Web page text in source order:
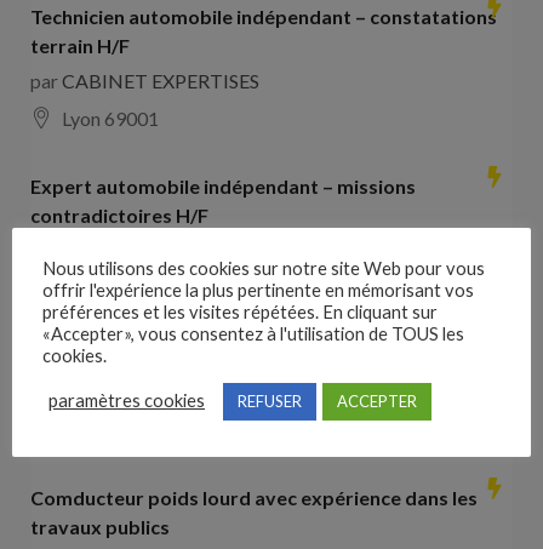
Technicien automobile indépendant – constatations
terrain H/F
parCABINET EXPERTISES
Lyon 69001
Expert automobile indépendant – missions
contradictoires H/F
Lyon 69001
Collaborateur comptable H/F
parHays France
Comducteur poids lourd avec expérience dans les
travaux publics
Nous utilisons des cookies sur notre site Web pour vous
offrir l'expérience la plus pertinente en mémorisant vos
préférences et les visites répétées. En cliquant sur
«Accepter», vous consentez à l'utilisation de TOUS les
cookies.
paramètres cookies REFUSER ACCEPTER